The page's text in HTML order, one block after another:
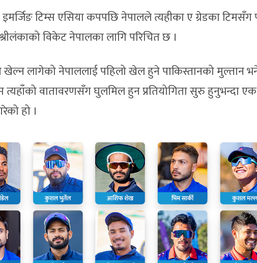
टिम्स एसिया कपपछि नेपालले त्यहीका ए ग्रेडका टिमसँग
विकेट नेपालका लागि परिचित छ ।
लागेको नेपाललाई पहिलो खेल हुने पाकिस्तानको मुल्तान
त्यहाँको वातावरणसँग घुलमिल हुन प्रतियोगिता सुरु हुनुभन्दा
हो ।